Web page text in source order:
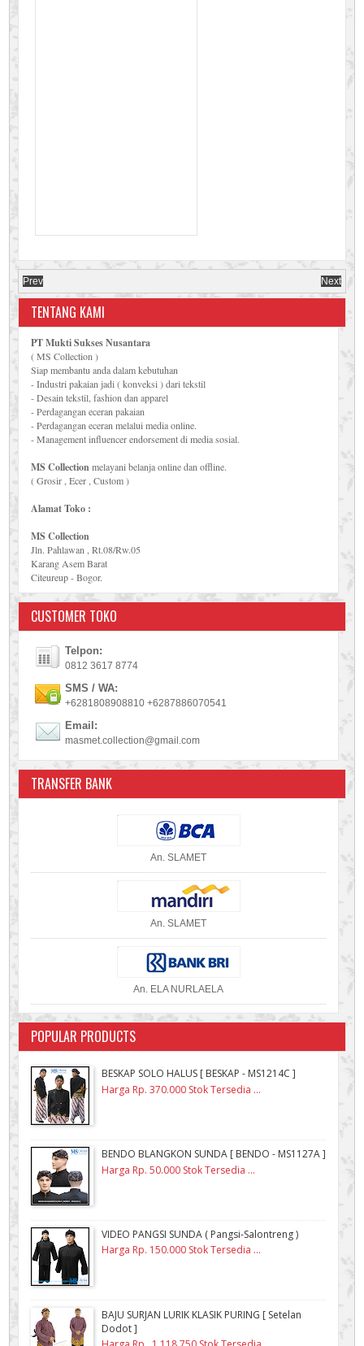
Prev Next
TENTANG KAMI
PT Mukti Sukses Nusantara
( MS Collection )
Siap membantu anda dalam kebutuhan
- Industri pakaian jadi ( konveksi ) dari tekstil
- Desain tekstil, fashion dan apparel
- Perdagangan eceran pakaian
- Perdagangan eceran melalui media online.
- Management influencer endorsement di media sosial.
MS Collectionmelayani belanja online dan offline.
( Grosir , Ecer , Custom )
Alamat Toko :
MS Collection
Jln. Pahlawan , Rt.08/Rw.05
Karang Asem Barat
Citeureup - Bogor.
CUSTOMER TOKO
Telpon:
0812 3617 8774
SMS / WA:
+6281808908810 +6287886070541
Email:
masmet.collection@gmail.com
TRANSFER BANK
An. SLAMET
An. SLAMET
An. ELA NURLAELA
POPULAR PRODUCTS
BESKAP SOLO HALUS [ BESKAP - MS1214C ]
Harga Rp. 370.000 Stok Tersedia ...
BENDO BLANGKON SUNDA [ BENDO - MS1127A ]
Harga Rp. 50.000 Stok Tersedia ...
VIDEO PANGSI SUNDA ( Pangsi-Salontreng )
Harga Rp. 150.000 Stok Tersedia ...
BAJU SURJAN LURIK KLASIK PURING [ Setelan
Dodot ]